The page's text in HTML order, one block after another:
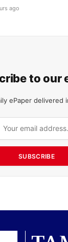
ago
to our
ePaper delivered
SUBSCRIBE